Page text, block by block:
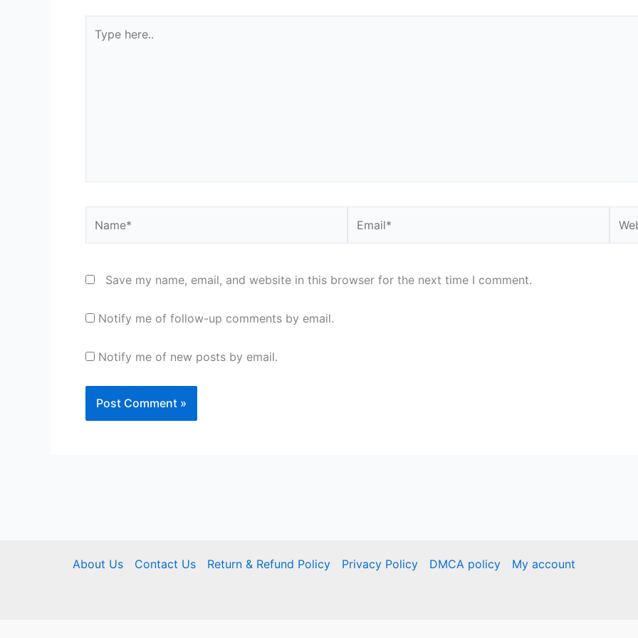
here..
Save my name, email, and website in this browser for the next time I comment.
Notify me of follow-up comments by email.
Notify me of new posts by email.
About Us Contact Us Return & Refund Policy Privacy Policy DMCA policy My account